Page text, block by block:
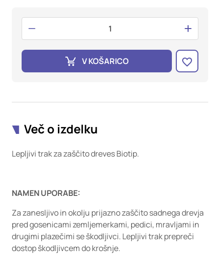
V KOŠARICO
Več o izdelku
Lepljivi trak za zaščito dreves Biotip.
NAMEN UPORABE:
Za zanesljivo in okolju prijazno zaščito sadnega drevja
pred gosenicami zemljemerkami, pedici, mravljami in
drugimi plazečimi se škodljivci. Lepljivi trak prepreči
dostop škodljivcem do krošnje.
edinstveno prepoznavanje vašega brskalnika in naprave. Če
zavrnete uporabo teh piškotkov, ne boste deležni našega
ciljnega spletnega oglaševanja.